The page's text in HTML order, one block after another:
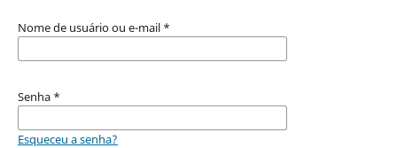
Nome de usuário ou e-mail *
Senha *
Esqueceu a senha?